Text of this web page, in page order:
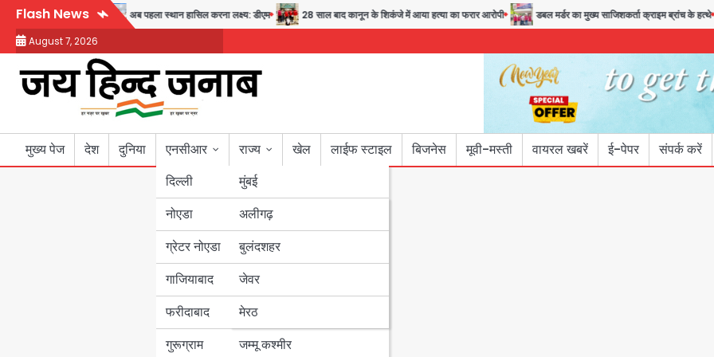
Skip
content
Flash News
और सुरक्षा का संदेश अब पहला स्थान हासिल करना लक्ष्य: डीएम 28 साल बाद कानून के शिकंजे में आया हत्या का फरार आरोपी डबल मर्डर का मुख्य साजिशकर्ता क्राइम ब्रांच के हत्थे
August 7, 2026
मुख्य पेज देश दुनिया
एनसीआर
दिल्ली
नोएडा
ग्रेटर नोएडा
गाजियाबाद
फरीदाबाद
गुरूग्राम
राज्य
मुंबई
उत्तर प्रदेश
अलीगढ़
बुलंदशहर
जेवर
मेरठ
बिहार
पंजाब
हरियाणा
जम्मू कश्मीर
खेल लाईफ स्टाइल बिजनेस मूवी-मस्ती वायरल खबरें ई-पेपर संपर्क करें